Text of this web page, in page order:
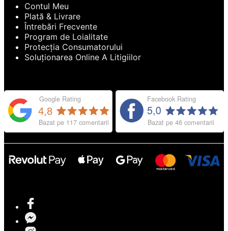
Contul Meu
Plată & Livrare
Întrebări Frecvente
Program de Loialitate
Protecția Consumatorului
Soluționarea Online A Litigiilor